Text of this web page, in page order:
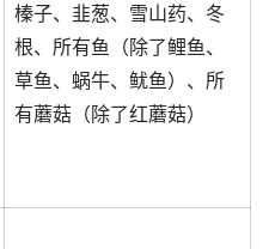
榛子、韭葱、雪山药、冬
根、所有鱼（除了鲤鱼、
草鱼、蜗牛、鱿鱼）、所
有蘑菇（除了红蘑菇）